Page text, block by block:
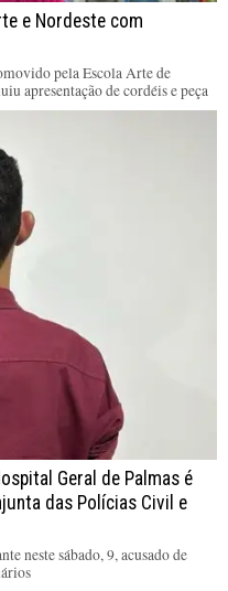
e Nordeste com
pela Escola Arte de
apresentação de cordéis e peça
Geral de Palmas é
das Polícias Civil e
neste sábado, 9, acusado de